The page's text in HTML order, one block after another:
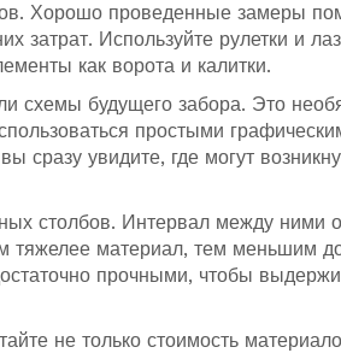
Хорошо проведенные замеры
затрат. Используйте рулетки и
как ворота и калитки.
схемы будущего забора. Это
простыми
сразу увидите, где могут
столбов. Интервал между ними
тяжелее материал, тем меньшим
прочными, чтобы
не только стоимость